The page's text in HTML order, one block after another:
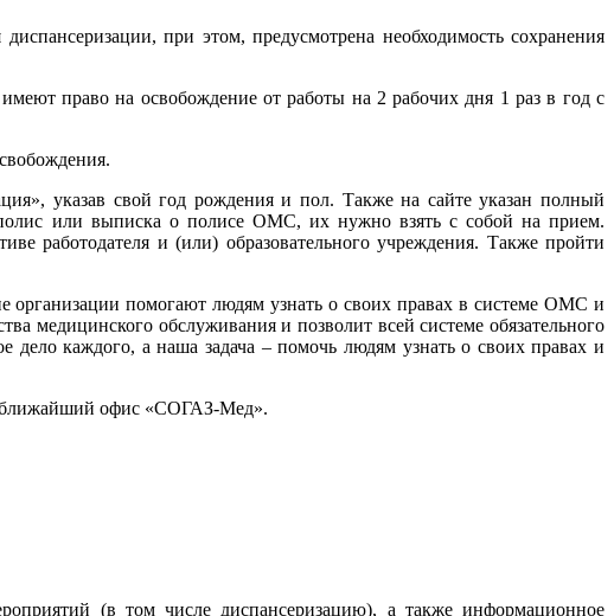
при этом, предусмотрена необходимость сохранения
право на освобождение от работы на 2 рабочих дня 1 раз в год с
указав свой год рождения и пол. Также на сайте указан полный
полис или выписка о полисе ОМС, их нужно взять с собой на прием.
работодателя и (или) образовательного учреждения. Также пройти
помогают людям узнать о своих правах в системе ОМС и
медицинского обслуживания и позволит всей системе обязательного
дело каждого, а наша задача – помочь людям узнать о своих правах и
ближайший офис «СОГАЗ-Мед».
(в том числе диспансеризацию), а также информационное